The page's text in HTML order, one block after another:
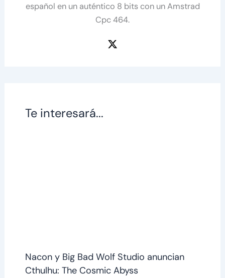
español en un auténtico 8 bits con un Amstrad
Cpc 464.
Te interesará...
Nacon y Big Bad Wolf Studio anuncian
Cthulhu: The Cosmic Abyss